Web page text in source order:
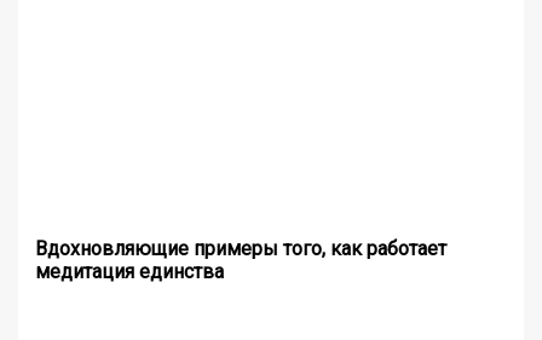
Вдохновляющие примеры того, как работает
медитация единства